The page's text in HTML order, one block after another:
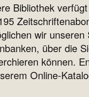
Bibliothek
wir
über die
können.
Online-